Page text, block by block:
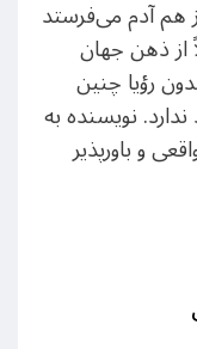
آدم می‌فرستد
از ذهن جهان
بدون رؤیا چنین
نویسنده به
و باورپذیر